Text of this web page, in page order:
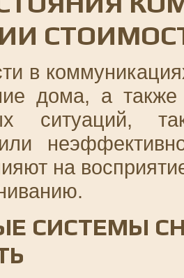
в
дома, а также
ситуаций,
на
СИСТЕМЫ